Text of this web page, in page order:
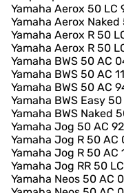
Yamaha Aerox 50
Yamaha Aerox
Yamaha Aerox R 50
Yamaha Aerox R 50
Yamaha BWS 50 AC
Yamaha BWS 50 AC
Yamaha BWS 50 AC
Yamaha BWS Easy
Yamaha BWS Naked
Yamaha Jog 50 AC
Yamaha Jog R 50
Yamaha Jog R 50
Yamaha Jog RR 50
Yamaha Neos 50 AC